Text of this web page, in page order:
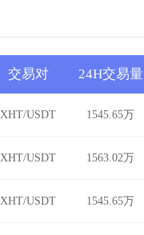
交易对 24H交易量
XHT/USDT 1545.65万
XHT/USDT 1563.02万
XHT/USDT 1545.65万